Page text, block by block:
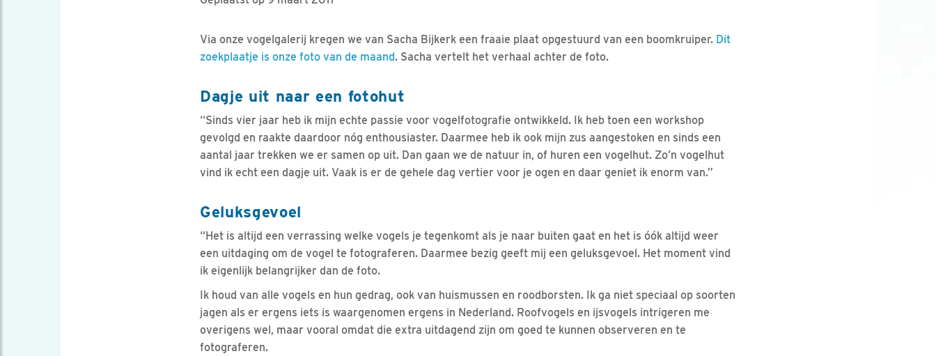
Via onze vogelgalerij kregen we van Sacha Bijkerk een fraaie plaat opgestuurd van een boomkruiper. Dit
zoekplaatje is onze foto van de maand. Sacha vertelt het verhaal achter de foto.
Dagje uit naar een fotohut
“Sinds vier jaar heb ik mijn echte passie voor vogelfotografie ontwikkeld. Ik heb toen een workshop
gevolgd en raakte daardoor nóg enthousiaster. Daarmee heb ik ook mijn zus aangestoken en sinds een
aantal jaar trekken we er samen op uit. Dan gaan we de natuur in, of huren een vogelhut. Zo’n vogelhut
vind ik echt een dagje uit. Vaak is er de gehele dag vertier voor je ogen en daar geniet ik enorm van.”
Geluksgevoel
“Het is altijd een verrassing welke vogels je tegenkomt als je naar buiten gaat en het is óók altijd weer
een uitdaging om de vogel te fotograferen. Daarmee bezig geeft mij een geluksgevoel. Het moment vind
ik eigenlijk belangrijker dan de foto.
Ik houd van alle vogels en hun gedrag, ook van huismussen en roodborsten. Ik ga niet speciaal op soorten
jagen als er ergens iets is waargenomen ergens in Nederland. Roofvogels en ijsvogels intrigeren me
overigens wel, maar vooral omdat die extra uitdagend zijn om goed te kunnen observeren en te
fotograferen.